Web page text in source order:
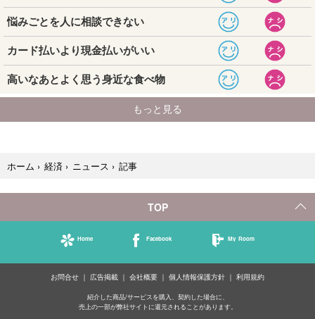
ホーム › 経済 › ニュース › 記事
TOP
Home Facebook My Room
お問合せ 広告掲載 会社概要 個人情報保護方針 利用規約
紹介した商品/サービスを購入、契約した場合に、
売上の一部が弊社サイトに還元されることがあります。